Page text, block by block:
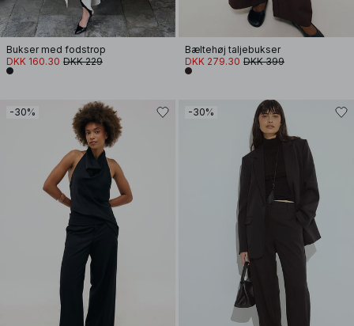
Bukser med fodstrop
DKK 160.30 DKK 229
Bæltehøj taljebukser
DKK 279.30 DKK 399
-30% -30%